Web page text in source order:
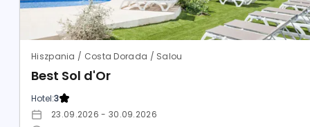
Hiszpania / Costa Dorada / Salou
Best Sol d'Or
Hotel:3
23.09.2026 - 30.09.2026